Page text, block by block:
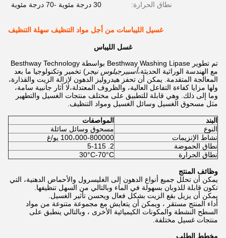
نطاق الحرارة: 30 درجة مئوية -70 درجة مئوية
غسيل الليباسات من أجل مواد التنظيف سهلة التنظيف
غسل الليباس
تم تطوير Besthway Washing Lipase بواسطة Besthway Technology
مع الهندسة الوراثية الحديثة،أسبيرجيلوس نيجر ) تخمير وتكنولوجيا ما بعد
المعالجة المتقدمة. يمكن أن تحفز هيدروليز الدهون لإزالة الزيت والقذارة،
ولها مزايا كفاءة التفاعل العالية، والظروف المعتدلة،لا آثار جانبية سامة،
وما إلى ذلك. وهي قابلة للتطبيق على مختلف منتجات الغسيل والتطهير
مثل مسحوق الغسيل وسائل الغسيل ومواد التنظيف.
البند
المواصفات
النوع
مسحوق وسائل سائلة
نشاط الإنزيمات
100،000-800000 يو/غ
نطاق الحموضة
2. 5-115
نطاق الحرارة
30°C-70°C
وظائف المنتج
يمكن أن تحلل جميع أنواع الدهون إلى الغليسرول والأحماض الدهنية، التي
تكون قابلة للذوبان بسهولة في الماء وبالتالي من السهل تنظيفها.
يمكن أن يزيل بقع الزيت بشكل فعال ويحسن تأثير الغسيل.
أداء المنتج مستقر ، ويمكن أن يتعايش مع مجموعة متنوعة من مواد
السطح النشطة والمكونات الكيميائية الأخرى ، وبالتالي ينطبق على
منتجات غسيل مختلفة.
مخطط الطلب